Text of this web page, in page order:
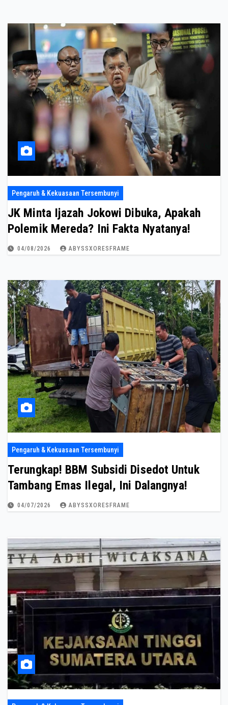
Pengaruh & Kekuasaan Tersembunyi
JK Minta Ijazah Jokowi Dibuka, Apakah
Polemik Mereda? Ini Fakta Nyatanya!
04/08/2026 ABYSSXORESFRAME
Pengaruh & Kekuasaan Tersembunyi
Terungkap! BBM Subsidi Disedot Untuk
Tambang Emas Ilegal, Ini Dalangnya!
04/07/2026 ABYSSXORESFRAME